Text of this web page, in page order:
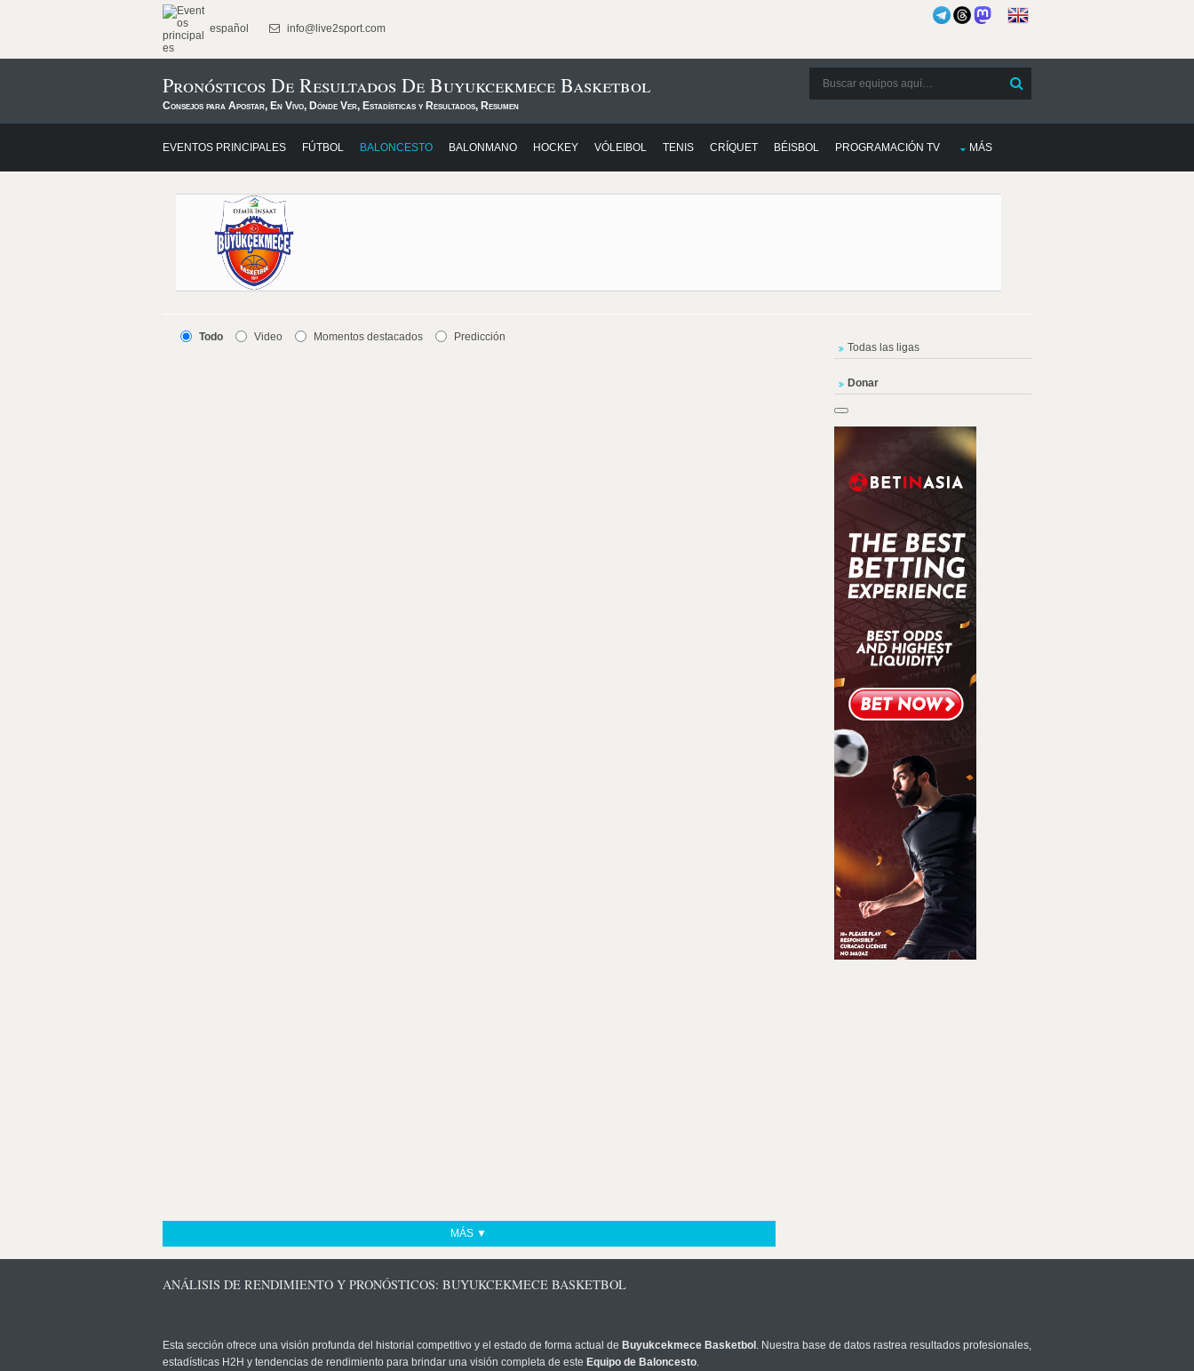
español info@live2sport.com
Pronósticos De Resultados De Buyukcekmece Basketbol
Consejos para Apostar, En Vivo, Dónde Ver, Estadísticas y Resultados, Resumen
EVENTOS PRINCIPALES FÚTBOL BALONCESTO BALONMANO HOCKEY VÓLEIBOL TENIS CRÍQUET BÉISBOL PROGRAMACIÓN TV MÁS
Todo Video Momentos destacados Predicción
MÁS ▼
Todas las ligas
Donar
ANÁLISIS DE RENDIMIENTO Y PRONÓSTICOS: BUYUKCEKMECE BASKETBOL
Esta sección ofrece una visión profunda del historial competitivo y el estado de forma actual de Buyukcekmece Basketbol . Nuestra base de datos rastrea resultados profesionales,
estadísticas H2H y tendencias de rendimiento para brindar una visión completa de este Equipo de Baloncesto.